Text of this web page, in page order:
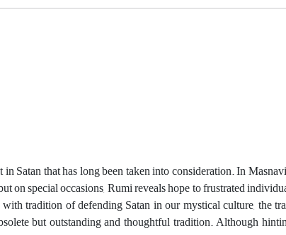
Satan that has long been taken into consideration. In
on special occasions, Rumi reveals hope to frustrated
tradition of defending Satan in our mystical culture, the
but outstanding and thoughtful tradition. Although